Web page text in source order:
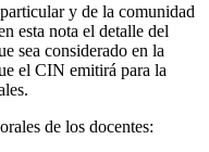
y de la comunidad
esta nota el detalle del
sea considerado en la
el CIN emitirá para la
de los docentes: